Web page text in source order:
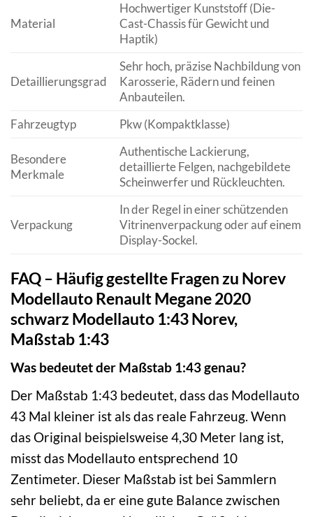
Material
Hochwertiger Kunststoff (Die-
Cast-Chassis für Gewicht und
Haptik)
Detaillierungsgrad
Sehr hoch, präzise Nachbildung von
Karosserie, Rädern und feinen
Anbauteilen.
Fahrzeugtyp
Pkw (Kompaktklasse)
Besondere
Merkmale
Authentische Lackierung,
detaillierte Felgen, nachgebildete
Scheinwerfer und Rückleuchten.
Verpackung
In der Regel in einer schützenden
Vitrinenverpackung oder auf einem
Display-Sockel.
FAQ – Häufig gestellte Fragen zu Norev
Modellauto Renault Megane 2020
schwarz Modellauto 1:43 Norev,
Maßstab 1:43
Was bedeutet der Maßstab 1:43 genau?
Der Maßstab 1:43 bedeutet, dass das Modellauto
43 Mal kleiner ist als das reale Fahrzeug. Wenn
das Original beispielsweise 4,30 Meter lang ist,
misst das Modellauto entsprechend 10
Zentimeter. Dieser Maßstab ist bei Sammlern
sehr beliebt, da er eine gute Balance zwischen